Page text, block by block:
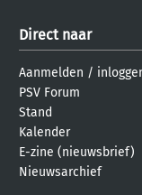
Direct naar
Aanmelden /
PSV Forum
Stand
Kalender
E-zine (nieuwsbrief)
Nieuwsarchief